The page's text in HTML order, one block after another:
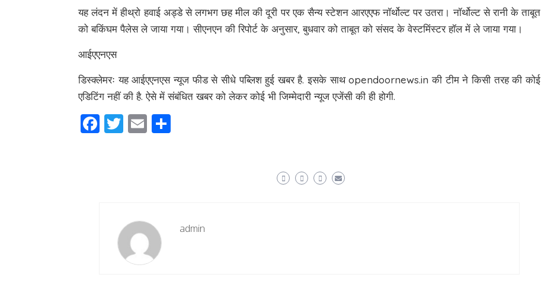
यह लंदन में हीथ्रो हवाई अड्डे से लगभग छह मील की दूरी पर एक सैन्य स्टेशन आरएएफ नॉर्थोल्ट पर उतरा। नॉर्थोल्ट से रानी के ताबूत
को बकिंघम पैलेस ले जाया गया। सीएनएन की रिपोर्ट के अनुसार, बुधवार को ताबूत को संसद के वेस्टमिंस्टर हॉल में ले जाया गया।
आईएएनएस
डिस्क्लेमरः यह आईएएनएस न्यूज फीड से सीधे पब्लिश हुई खबर है. इसके साथ opendoornews.in की टीम ने किसी तरह की कोई
एडिटिंग नहीं की है. ऐसे में संबंधित खबर को लेकर कोई भी जिम्मेदारी न्यूज एजेंसी की ही होगी.
Facebook
Twitter
Email
admin